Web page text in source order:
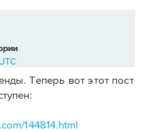
Теперь вот этот пост
144814.html